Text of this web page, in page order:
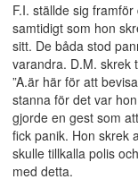
F.I. ställde sig
samtidigt som hon
sitt. De båda stod
varandra. D.M. skrek
”A.är här för att
stanna för det var
gjorde en gest som
fick panik. Hon skrek
skulle tillkalla polis
med detta.